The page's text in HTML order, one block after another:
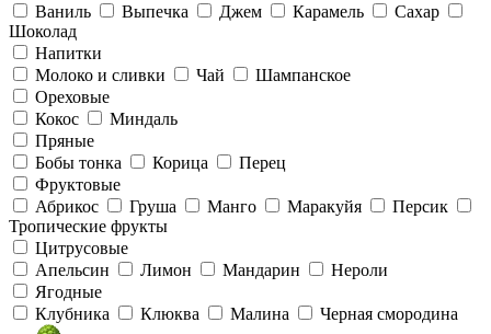
Ваниль
Выпечка Джем Карамель
Сахар
Шоколад
Напитки
Молоко и сливки
Чай
Шампанское
Ореховые
Кокос
Миндаль
Пряные
Бобы тонка
Корица
Перец
Фруктовые
Абрикос
Груша Манго Маракуйя
Персик
Тропические фрукты
Цитрусовые
Апельсин
Лимон Мандарин
Нероли
Ягодные
Клубника
Клюква Малина
Черная смородина